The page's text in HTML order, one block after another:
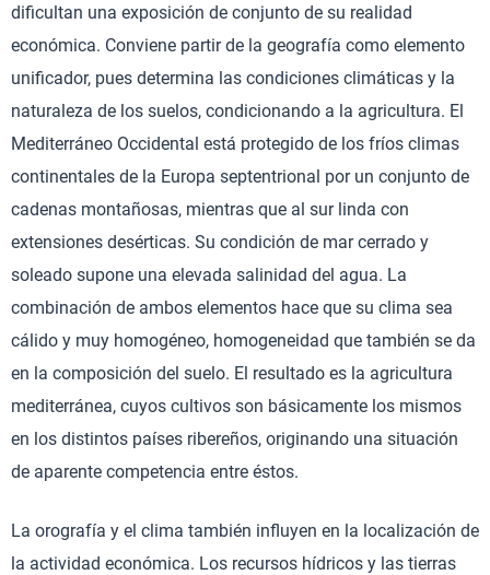
dificultan una exposición de conjunto de su realidad
económica. Conviene partir de la geografía como elemento
unificador, pues determina las condiciones climáticas y la
naturaleza de los suelos, condicionando a la agricultura. El
Mediterráneo Occidental está protegido de los fríos climas
continentales de la Europa septentrional por un conjunto de
cadenas montañosas, mientras que al sur linda con
extensiones desérticas. Su condición de mar cerrado y
soleado supone una elevada salinidad del agua. La
combinación de ambos elementos hace que su clima sea
cálido y muy homogéneo, homogeneidad que también se da
en la composición del suelo. El resultado es la agricultura
mediterránea, cuyos cultivos son básicamente los mismos
en los distintos países ribereños, originando una situación
de aparente competencia entre éstos.
La orografía y el clima también influyen en la localización de
la actividad económica. Los recursos hídricos y las tierras